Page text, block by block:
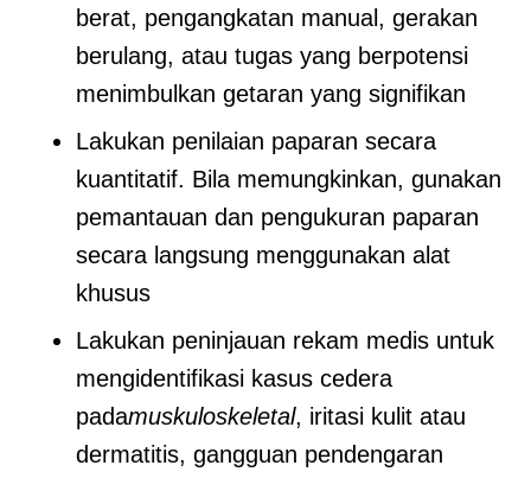
berat, pengangkatan manual, gerakan
berulang, atau tugas yang berpotensi
menimbulkan getaran yang signifikan
Lakukan penilaian paparan secara
kuantitatif. Bila memungkinkan, gunakan
pemantauan dan pengukuran paparan
secara langsung menggunakan alat
khusus
Lakukan peninjauan rekam medis untuk
mengidentifikasi kasus cedera
padamuskuloskeletal, iritasi kulit atau
dermatitis, gangguan pendengaran